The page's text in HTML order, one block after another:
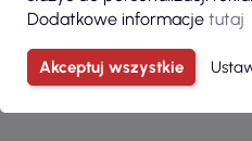
Dodatkowe informacje tutaj
Akceptuj wszystkie